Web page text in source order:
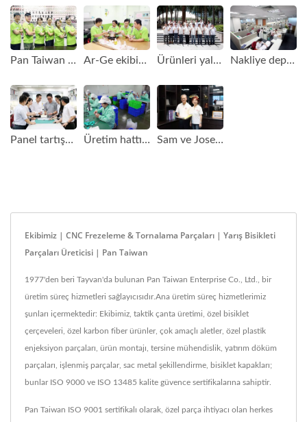
Pan Taiwan OEM satış ekibi her zaman hızlı yanıt verir ve büyük ilgi gösterir. Ar-Ge ekibimiz, 3D çizim oluşturma ve müşterilerin incelemesi için DFM yapma yeteneğine sahiptir. Ürünleri yalnızca QC personeli "Tamam" dediğinde serbest bırakıyoruz. Nakliye departmanımızdaki insanlar uluslararası taşımacılık konusunda tam bilgiye sahiptir ve her zaman hizmet vermeye hazırdır.
Panel tartışması günlük işlerimizde çok önemlidir. Üretim hattındaki personel zor görünür ama gerçekten önemlidir. Sam ve Josephine, şirket kültürünü samimiyet ve dürüstlükle inşa etmek için liderliklerini kullanıyorlar.
Ekibimiz | CNC Frezeleme & Tornalama Parçaları | Yarış Bisikleti
Parçaları Üreticisi | Pan Taiwan
1977'den beri Tayvan'da bulunan Pan Taiwan Enterprise Co., Ltd., bir
üretim süreç hizmetleri sağlayıcısıdır.Ana üretim süreç hizmetlerimiz
şunları içermektedir: Ekibimiz, taktik çanta üretimi, özel bisiklet
çerçeveleri, özel karbon fiber ürünler, çok amaçlı aletler, özel plastik
enjeksiyon parçaları, ürün montajı, tersine mühendislik, yatırım döküm
parçaları, işlenmiş parçalar, sac metal şekillendirme, bisiklet kapakları;
bunlar ISO 9000 ve ISO 13485 kalite güvence sertifikalarına sahiptir.
Pan Taiwan ISO 9001 sertifikalı olarak, özel parça ihtiyacı olan herkes